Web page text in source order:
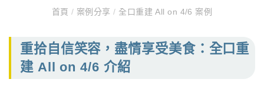
首頁/ 案例分享/ 全口重建 All on 4/6 案例
重拾自信笑容，盡情享受美食：全口重
建 All on 4/6 介紹